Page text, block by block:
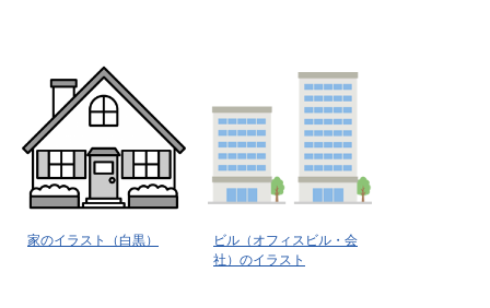
家のイラスト（白黒）
ビル（オフィスビル・会
社）のイラスト